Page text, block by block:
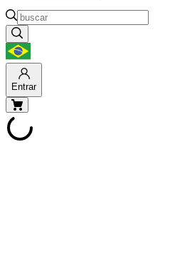
Entrar